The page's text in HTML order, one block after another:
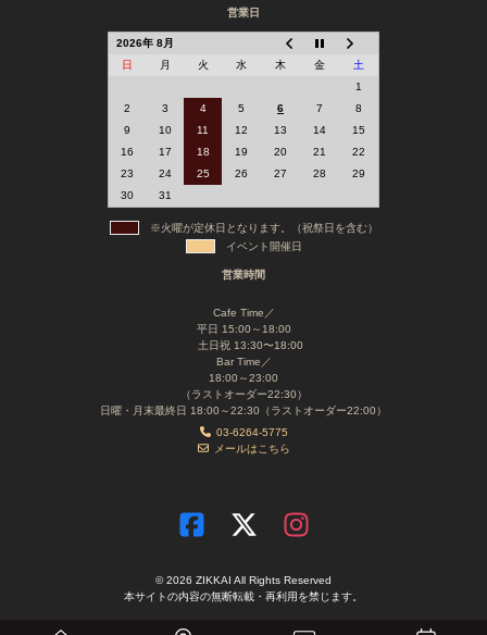
営業日
2026年 8月
日
月 火 水 木 金
土
1
2
3 4 5 6 7
8
9
10 11 12 13 14
15
16
17 18 19 20 21
22
23
24 25 26 27 28
29
30
31
※火曜が定休日となります。（祝祭日を含む）
イベント開催日
営業時間
Cafe Time／
平日 15:00～18:00
土日祝 13:30〜18:00
Bar Time／
18:00～23:00
（ラストオーダー22:30）
日曜・月末最終日 18:00～22:30（ラストオーダー22:00）
03-6264-5775
メールはこちら
© 2026 ZIKKAI All Rights Reserved
本サイトの内容の無断転載・再利用を禁じます。